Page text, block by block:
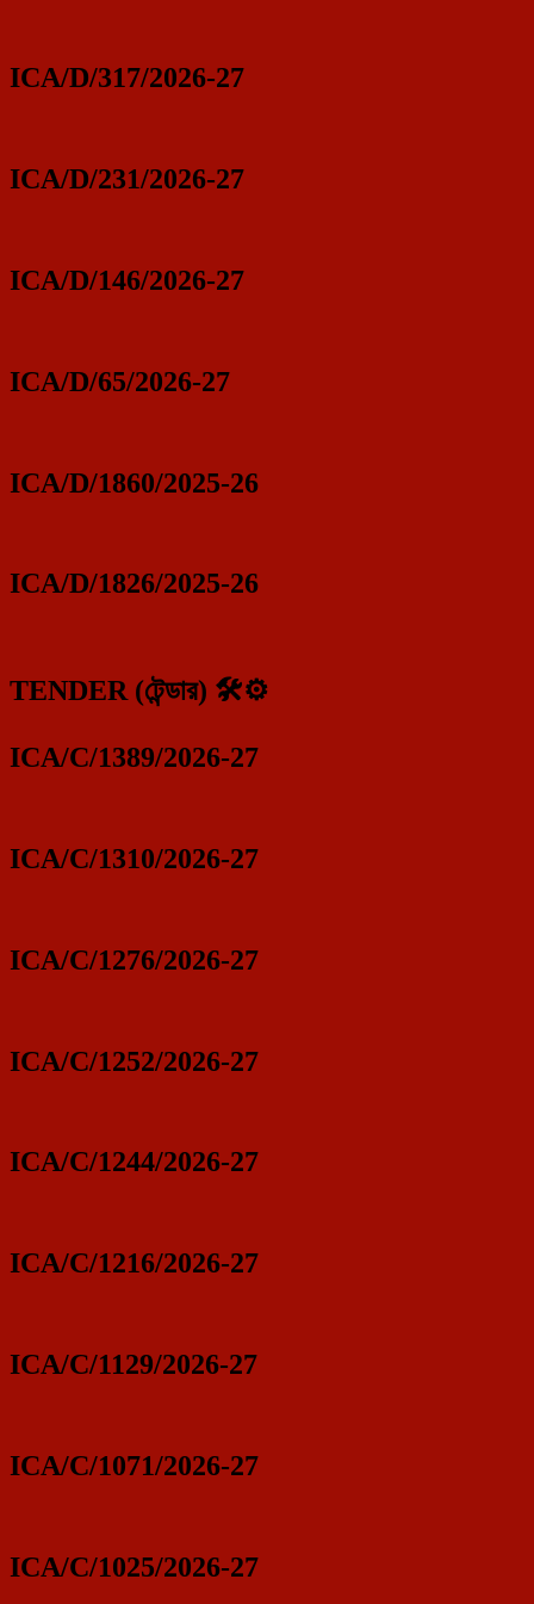
ICA/D/317/2026-27
ICA/D/231/2026-27
ICA/D/146/2026-27
ICA/D/65/2026-27
ICA/D/1860/2025-26
ICA/D/1826/2025-26
TENDER (টেন্ডার) 🛠️⚙️
ICA/C/1389/2026-27
ICA/C/1310/2026-27
ICA/C/1276/2026-27
ICA/C/1252/2026-27
ICA/C/1244/2026-27
ICA/C/1216/2026-27
ICA/C/1129/2026-27
ICA/C/1071/2026-27
ICA/C/1025/2026-27